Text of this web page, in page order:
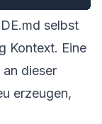
selbst
Kontext. Eine
dieser
erzeugen,